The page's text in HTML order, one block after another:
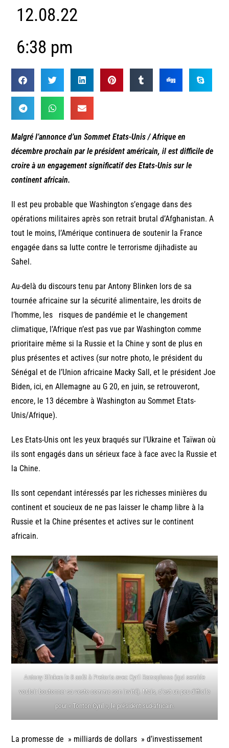
12.08.22
6:38 pm
Malgré l’annonce d’un Sommet Etats-Unis / Afrique en
décembre prochain par le président américain, il est difficile de
croire à un engagement significatif des Etats-Unis sur le
continent africain.
Il est peu probable que Washington s’engage dans des
opérations militaires après son retrait brutal d’Afghanistan. A
tout le moins, l’Amérique continuera de soutenir la France
engagée dans sa lutte contre le terrorisme djihadiste au
Sahel.
Au-delà du discours tenu par Antony Blinken lors de sa
tournée africaine sur la sécurité alimentaire, les droits de
l’homme, les risques de pandémie et le changement
climatique, l’Afrique n’est pas vue par Washington comme
prioritaire même si la Russie et la Chine y sont de plus en
plus présentes et actives (sur notre photo, le président du
Sénégal et de l’Union africaine Macky Sall, et le président Joe
Biden, ici, en Allemagne au G 20, en juin, se retrouveront,
encore, le 13 décembre à Washington au Sommet Etats-
Unis/Afrique).
Les Etats-Unis ont les yeux braqués sur l’Ukraine et Taïwan où
ils sont engagés dans un sérieux face à face avec la Russie et
la Chine.
Ils sont cependant intéressés par les richesses minières du
continent et soucieux de ne pas laisser le champ libre à la
Russie et la Chine présentes et actives sur le continent
africain.
Antony Blinken le 8 août à Pretoria avec Cyril Ramaphosa (qui semble
vouloir boutonner sa veste comme son invité). Mais, c’est un peu difficile
pour « Tonton Cyril », le président sud-africain.
La promesse de » milliards de dollars » d’investissement